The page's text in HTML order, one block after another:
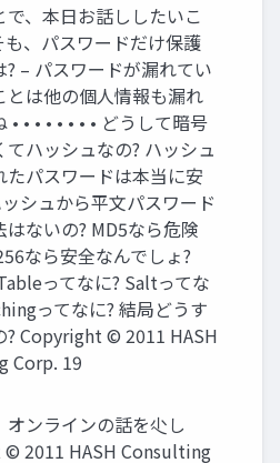
で、本日お話ししたいこ
も、パスワードだけ保護
? – パスワードが漏れてい
とは他の個人情報も漏れ
• • • • • • • どうして暗号
ハッシュなの? ハッシュ
たパスワードは本当に安
シュから平文パスワード
はないの? MD5なら危険
なら安全なんでしょ?
ってなに? Saltってな
ってなに? 結局どうす
? Copyright © 2011 HASH
Corp. 19
オンラインの話を尐し
2011 HASH Consulting